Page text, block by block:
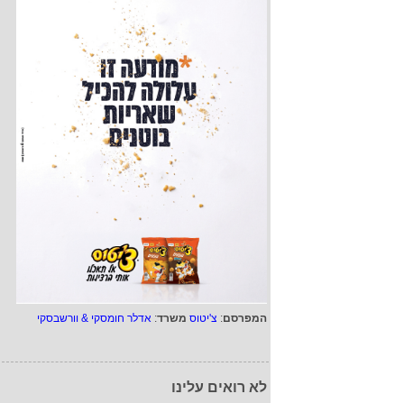
המפרסם: צ'יטוס משרד: אדלר חומסקי & וורשבסקי
לא רואים עלינו